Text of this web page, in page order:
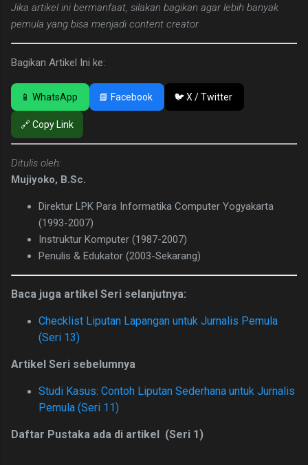
Jika artikel ini bermanfaat, silakan bagikan agar lebih banyak
pemula yang bisa menjadi content creator
Bagikan Artikel Ini ke:
📱 WhatsApp 📘 Facebook 🐦 X / Twitter
🔗 Copy Link
Ditulis oleh:
Mujiyoko, B.Sc.
Direktur LPK Para Informatika Computer Yogyakarta
(1993-2007)
Instruktur Komputer (1987-2007)
Penulis & Edukator (2003-Sekarang)
Baca juga artikel Seri selanjutnya:
Checklist Liputan Lapangan untuk Jurnalis Pemula
(Seri 13)
Artikel Seri sebelumnya
Studi Kasus: Contoh Liputan Sederhana untuk Jurnalis
Pemula (Seri 11)
Daftar Pustaka ada di artikel (Seri 1)